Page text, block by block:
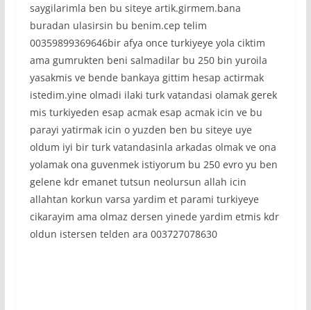
saygilarimla ben bu siteye artik.girmem.bana
buradan ulasirsin bu benim.cep telim
00359899369646bir afya once turkiyeye yola ciktim
ama gumrukten beni salmadilar bu 250 bin yuroila
yasakmis ve bende bankaya gittim hesap actirmak
istedim.yine olmadi ilaki turk vatandasi olamak gerek
mis turkiyeden esap acmak esap acmak icin ve bu
parayi yatirmak icin o yuzden ben bu siteye uye
oldum iyi bir turk vatandasinla arkadas olmak ve ona
yolamak ona guvenmek istiyorum bu 250 evro yu ben
gelene kdr emanet tutsun neolursun allah icin
allahtan korkun varsa yardim et parami turkiyeye
cikarayim ama olmaz dersen yinede yardim etmis kdr
oldun istersen telden ara 003727078630